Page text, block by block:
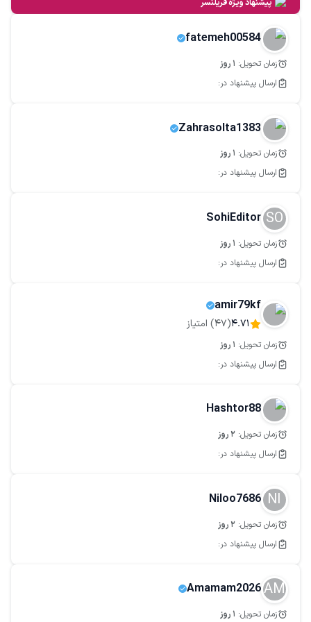
پیشنهاد ویژه فریلنسر
fatemeh00584
زمان تحویل: 1 روز
ارسال پیشنهاد در:
Zahrasolta1383
زمان تحویل: 1 روز
ارسال پیشنهاد در:
SO
SohiEditor
زمان تحویل: 1 روز
ارسال پیشنهاد در:
amir79kf
4.71
(
47) امتیاز
زمان تحویل: 1 روز
ارسال پیشنهاد در:
Hashtor88
زمان تحویل: 2 روز
ارسال پیشنهاد در:
NI
Niloo7686
زمان تحویل: 2 روز
ارسال پیشنهاد در:
AM
Amamam2026
زمان تحویل: 1 روز